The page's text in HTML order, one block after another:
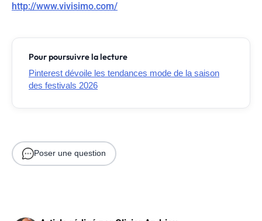
http://www.vivisimo.com/
Pour poursuivre la lecture
Pinterest dévoile les tendances mode de la saison
des festivals 2026
Poser une question